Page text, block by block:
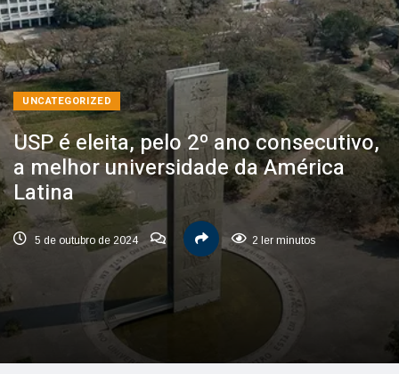
UNCATEGORIZED
USP é eleita, pelo 2º ano consecutivo,
a melhor universidade da América
Latina
5 de outubro de 2024 2 ler minutos